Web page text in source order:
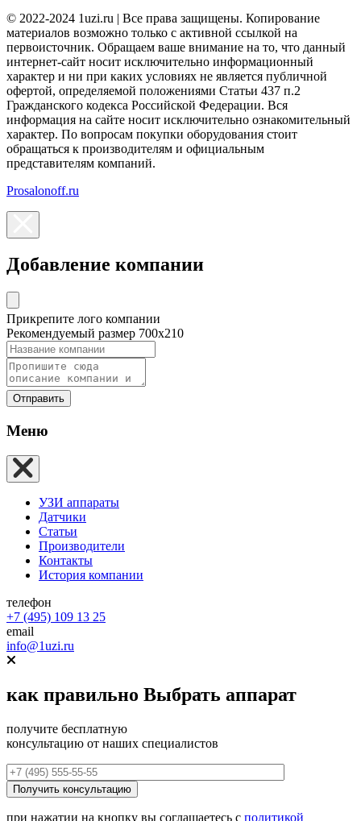
© 2022-2024 1uzi.ru | Все права защищены. Копирование
материалов возможно только с активной ссылкой на
первоисточник. Обращаем ваше внимание на то, что данный
интернет-сайт носит исключительно информационный
характер и ни при каких условиях не является публичной
офертой, определяемой положениями Статьи 437 п.2
Гражданского кодекса Российской Федерации. Вся
информация на сайте носит исключительно ознакомительный
характер. По вопросам покупки оборудования стоит
обращаться к производителям и официальным
представителям компаний.
Prosalonoff.ru
Добавление компании
Прикрепите лого компании
Рекомендуемый размер 700х210
Отправить
Меню
УЗИ аппараты
Датчики
Статьи
Производители
Контакты
История компании
телефон
+7 (495) 109 13 25
email
info@1uzi.ru
как правильно Выбрать аппарат
получите бесплатную
консультацию от наших специалистов
при нажатии на кнопку вы соглашаетесь с политикой